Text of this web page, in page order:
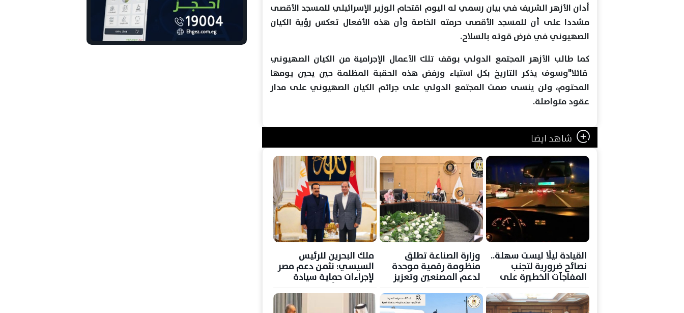
أدان الأزهر الشريف في بيان رسمي له اليوم اقتحام الوزير الإسرائيلي للمسجد الأقصى
مشددا على أن للمسجد الأقصى حرمته الخاصة وأن هذه الأفعال تعكس رؤية الكيان
الصهيوني في فرض قوته بالسلاح.
كما طالب الأزهر المجتمع الدولي بوقف تلك الأعمال الإجرامية من الكيان الصهيوني
قائلا"وسوف يذكر التاريخ بكل استياء ورفض هذه الحقبة المظلمة حين يحين يومها
المحتوم، ولن ينسى صمت المجتمع الدولي على جرائم الكيان الصهيوني على مدار
عقود متواصلة.
شاهد ايضا
القيادة ليلًا ليست سهلة..
نصائح ضرورية لتجنب
المفاجآت الخطيرة على
وزارة الصناعة تطلق
منظومة رقمية موحدة
لدعم المصنعين وتعزيز
ملك البحرين للرئيس
السيسي: نثمن دعم مصر
لإجراءات حماية سيادة